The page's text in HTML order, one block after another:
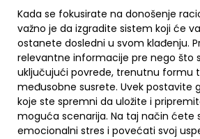
Kada se fokusirate na donošenje
važno je da izgradite sistem koji će
ostanete dosledni u svom klađenju.
relevantne informacije pre nego što
uključujući povrede, trenutnu formu
međusobne susrete. Uvek postavite
koje ste spremni da uložite i
moguća scenarija. Na taj način ćete
emocionalni stres i povećati svoj